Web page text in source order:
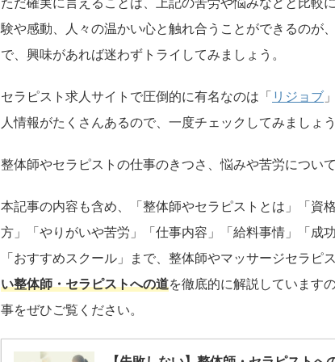
験や感動、人々の温かい心と触れ合うことができるのが
で、興味があれば迷わずトライしてみましょう。
セラピスト求人サイトで圧倒的に有名なのは「 リジョブ
人情報がたくさんあるので、一度チェックしてみましょう
整体師やセラピストの仕事のきつさ、悩みや苦労につい
本記事の内容も含め、「整体師やセラピストとは」「資
方」「やりがいや苦労」「仕事内容」「給料事情」「成
「おすすめスクール」まで、整体師やマッサージセラピ
い整体師・セラピストへの道を徹底的に解説しています
事をぜひご覧ください。